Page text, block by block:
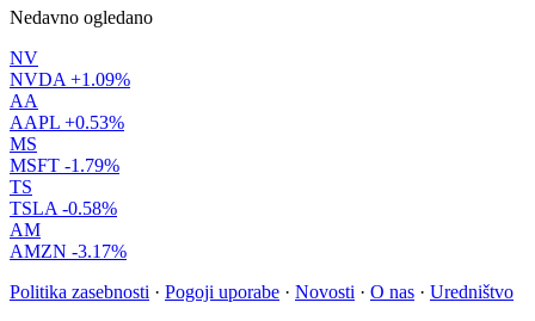
Nedavno ogledano
NV
NVDA +1.09%
AA
AAPL +0.53%
MS
MSFT -1.79%
TS
TSLA -0.58%
AM
AMZN -3.17%
Politika zasebnosti · Pogoji uporabe · Novosti · O nas · Uredništvo